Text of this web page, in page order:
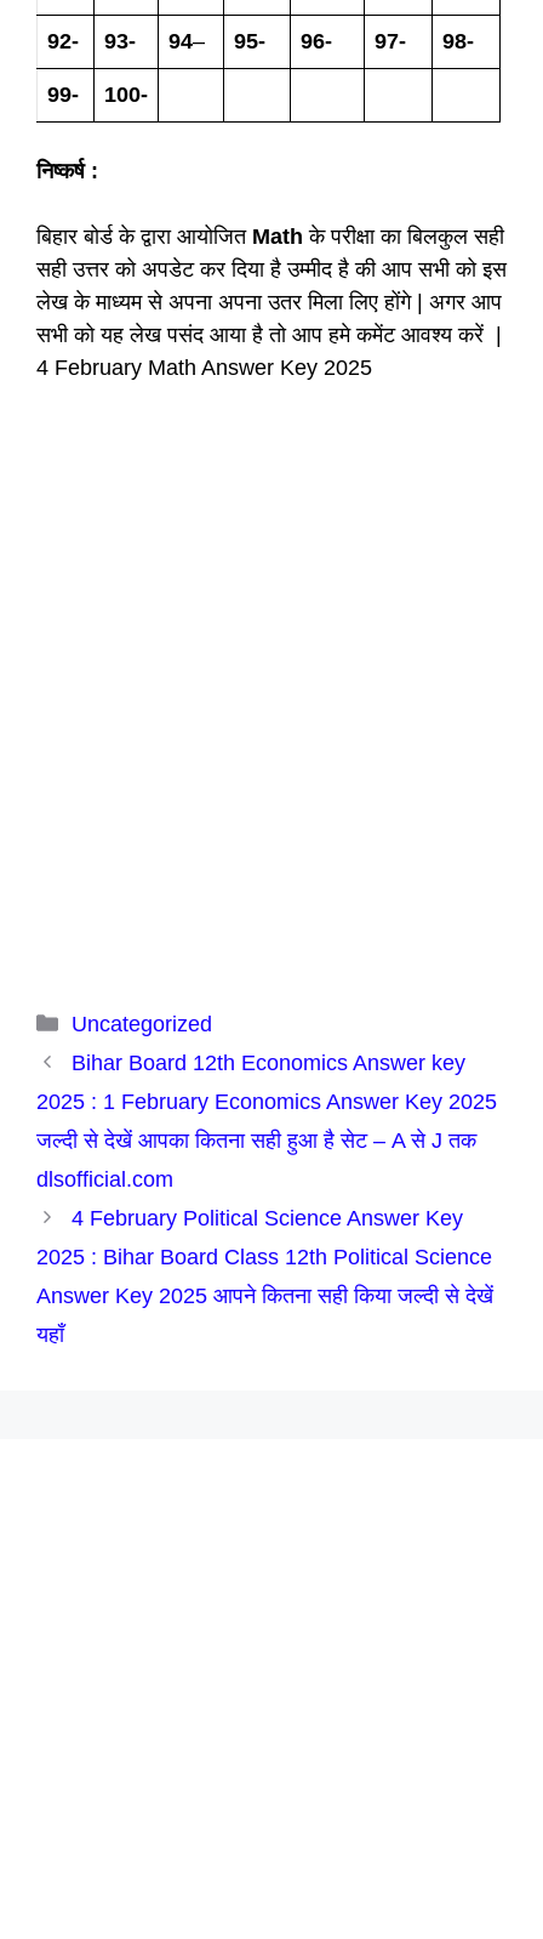
92- 93- 94– 95- 96- 97- 98-
99- 100-
निष्कर्ष :
बिहार बोर्ड के द्वारा आयोजित Math के परीक्षा का बिलकुल सही
सही उत्तर को अपडेट कर दिया है उम्मीद है की आप सभी को इस
लेख के माध्यम से अपना अपना उतर मिला लिए होंगे | अगर आप
सभी को यह लेख पसंद आया है तो आप हमे कमेंट आवश्य करें |
4 February Math Answer Key 2025
Categories
Uncategorized
Bihar Board 12th Economics Answer key
2025 : 1 February Economics Answer Key 2025
जल्दी से देखें आपका कितना सही हुआ है सेट – A से J तक
dlsofficial.com
4 February Political Science Answer Key
2025 : Bihar Board Class 12th Political Science
Answer Key 2025 आपने कितना सही किया जल्दी से देखें
यहाँ